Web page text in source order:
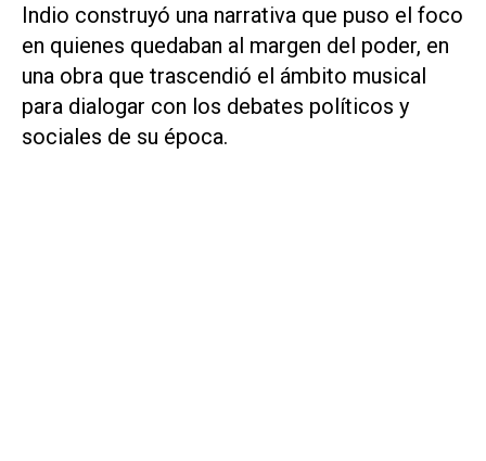
Indio construyó una narrativa que puso el foco
en quienes quedaban al margen del poder, en
una obra que trascendió el ámbito musical
para dialogar con los debates políticos y
sociales de su época.